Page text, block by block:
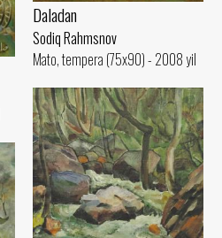
Daladan
Sodiq Rahmsnov
Mato, tempera (75x90) - 2008 yil